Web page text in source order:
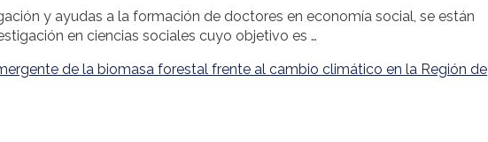
y ayudas a la formación de doctores en economía social, se están
en ciencias sociales cuyo objetivo es …
de la biomasa forestal frente al cambio climático en la Región de